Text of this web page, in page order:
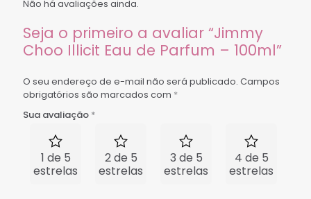
Não há avaliações ainda.
Seja o primeiro a avaliar “Jimmy
Choo Illicit Eau de Parfum – 100ml”
O seu endereço de e-mail não será publicado. Campos
obrigatórios são marcados com *
Sua avaliação *
1 de 5
estrelas
2 de 5
estrelas
3 de 5
estrelas
4 de 5
estrelas